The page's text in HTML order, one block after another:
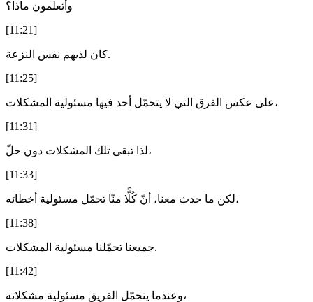
وأتعلمون ماذا؟
[11:21]
كان لديهم نفس النزعة.
[11:25]
على عكس الفرق التي لا يتحمّل أحد فيها مسئولية المشكلات،
[11:31]
لذا تبقى تلك المشكلات دون حلّ،
[11:33]
لكن ما حدث معنا، أنّ كُلًّا منّا تحمّل مسئولية أخطائه،
[11:38]
جميعنا تحمّلنا مسئولية المشكلات.
[11:42]
وعندما يتحمّل الفريق مسئولية مشكلاته،